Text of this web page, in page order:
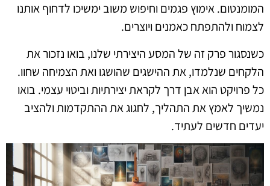
המומנטום. אימוץ פגמים וחיפוש משוב ימשיכו לדחוף אותנו
לצמוח ולהתפתח כאמנים ויוצרים.
כשנסגור פרק זה של המסע היצירתי שלנו, בואו נזכור את
הלקחים שנלמדו, את ההישגים שהושגו ואת הצמיחה שחוו.
כל פרויקט הוא אבן דרך לקראת יצירתיות וביטוי עצמי. בואו
נמשיך לאמץ את התהליך, לחגוג את ההתקדמות ולהציב
יעדים חדשים לעתיד.